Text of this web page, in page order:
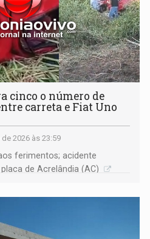
cinco o número de
carreta e Fiat Uno
2026 às 23:59
ferimentos; acidente
de Acrelândia (AC)